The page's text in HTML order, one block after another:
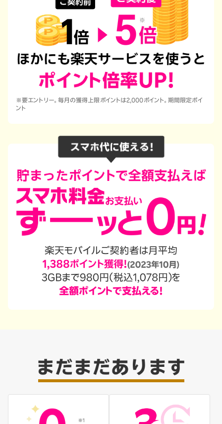
※要エントリー。毎月の獲得上限ポイントは2,000ポイント。期間限定ポイ
ント